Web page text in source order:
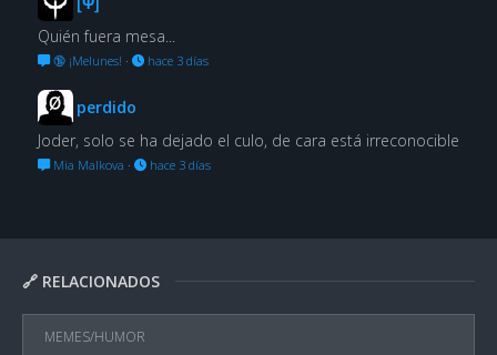
🔗 RELACIONADOS
MEMES/HUMOR
Quién fuera mesa...
🔞 ¡Melunes! · hace 3 días
perdido
Joder, solo se ha dejado el culo, de cara está irreconocible
Mia Malkova · hace 3 días